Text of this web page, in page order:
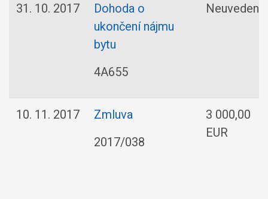
31. 10. 2017
Dohoda o
ukončení nájmu
bytu
4A655
Neuvedené
10. 11. 2017
Zmluva
2017/038
3 000,00
EUR